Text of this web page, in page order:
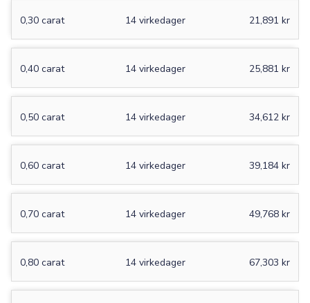
0,30 carat 21,891 kr
14 virkedager
0,40 carat 25,881 kr
14 virkedager
0,50 carat 34,612 kr
14 virkedager
0,60 carat 39,184 kr
14 virkedager
0,70 carat 49,768 kr
14 virkedager
0,80 carat 67,303 kr
14 virkedager